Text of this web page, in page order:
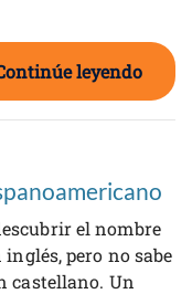
leyendo
el nombre
pero no sabe
castellano. Un